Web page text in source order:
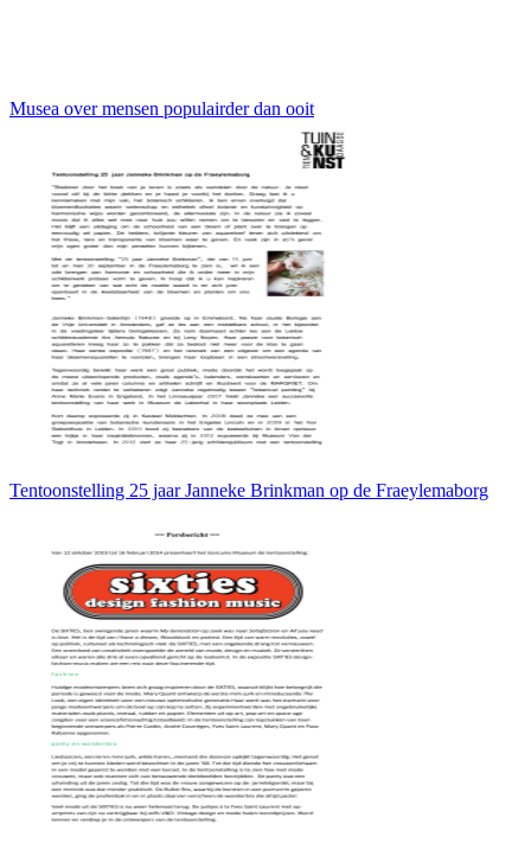
Musea over mensen populairder dan ooit
Tentoonstelling 25 jaar Janneke Brinkman op de Fraeylemaborg